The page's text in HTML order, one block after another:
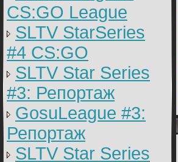
CS:GO League
SLTV StarSeries
#4 CS:GO
SLTV Star Series
#3: Репортаж
GosuLeague #3:
Репортаж
SLTV Star Series